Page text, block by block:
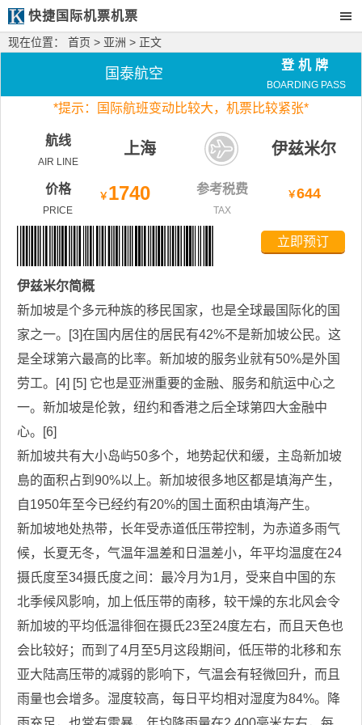
快捷国际机票机票
现在位置： 首页 > 亚洲 > 正文
国泰航空
登机牌
BOARDING PASS
*提示：国际航班变动比较大， 机票比较紧张*
航线
AIR LINE
上海 伊兹米尔
价格
PRICE
￥ 1740 参考税费
TAX
￥644
立即预订
伊兹米尔简概
新加坡是个多元种族的移民国家，也是全球最国际化的国
家之一。[3]在国内居住的居民有42%不是新加坡公民。这
是全球第六最高的比率。新加坡的服务业就有50%是外国
劳工。[4] [5] 它也是亚洲重要的金融、服务和航运中心之
一。新加坡是伦敦，纽约和香港之后全球第四大金融中
心。[6]
新加坡共有大小岛屿50多个，地势起伏和缓，主岛新加坡
島的面积占到90%以上。新加坡很多地区都是填海产生，
自1950年至今已经约有20%的国土面积由填海产生。
新加坡地处热带，长年受赤道低压带控制，为赤道多雨气
候，长夏无冬，气温年温差和日温差小，年平均温度在24
摄氏度至34摄氏度之间：最冷月为1月，受来自中国的东
北季候风影响，加上低压带的南移，较干燥的东北风会令
新加坡的平均低温徘徊在摄氏23至24度左右，而且天色也
会比较好；而到了4月至5月这段期间，低压带的北移和东
亚大陆高压带的减弱的影响下，气温会有轻微回升，而且
雨量也会增多。湿度较高，每日平均相对湿度为84%。降